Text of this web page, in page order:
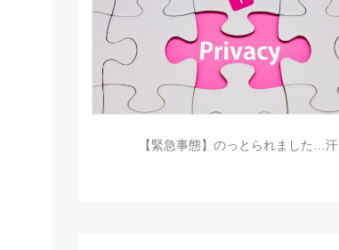
【緊急事態】のっとられました…汗